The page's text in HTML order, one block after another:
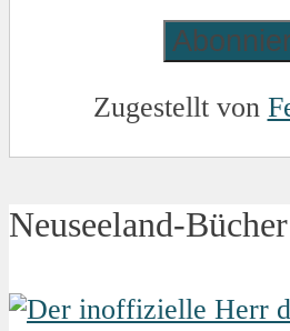
Zugestellt von
Neuseeland-Bücher